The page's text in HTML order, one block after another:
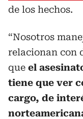
de los hechos.
“Nosotros
relacionan con
que el
tiene que ver
cargo, de